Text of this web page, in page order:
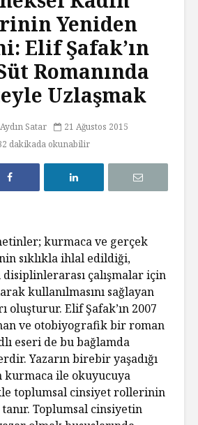
Yeniden
Elif Şafak’ın
Romanında
Uzlaşmak
Satar
21 Ağustos 2015
dakikada okunabilir
kurmaca ve gerçek
sıklıkla ihlal edildiği,
çalışmalar için
kullanılmasını sağlayan
oluşturur. Elif Şafak’ın 2007
ve otobiyografik bir roman
eseri de bu bağlamda
Yazarın birebir yaşadığı
kurmaca ile okuyucuya
toplumsal cinsiyet rollerinin
Toplumsal cinsiyetin